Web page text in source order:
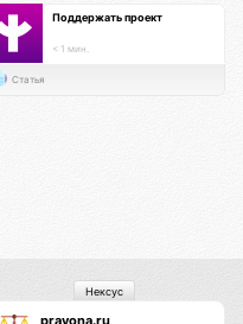
Поддержать проект
< 1 мин.
Статья
pravona.ru
Нексус